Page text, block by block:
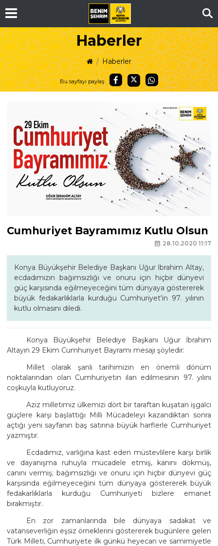
Haberler
Haberler
Bu sayfayı paylaş
Cumhuriyet Bayramımız Kutlu Olsun
28.10.2020 11:17
Konya Büyükşehir Belediye Başkanı Uğur İbrahim Altay,
ecdadımızın bağımsızlığı ve onuru için hiçbir dünyevi
güç karşısında eğilmeyeceğini tüm dünyaya göstererek
büyük fedakarlıklarla kurduğu Cumhuriyet'in 97. yılının
kutlu olmasını diledi.
Konya Büyükşehir Belediye Başkanı Uğur İbrahim
Altayın 29 Ekim Cumhuriyet Bayramı mesajı şöyledir:
Millet olarak şanlı tarihimizin en önemli dönüm
noktalarından olan Cumhuriyetin ilan edilmesinin 97. yılını
coşkuyla kutluyoruz.
Aziz milletimiz ülkemizi dört bir taraftan kuşatan işgalci
güçlere karşı başlattığı Milli Mücadeleyi kazandıktan sonra
açtığı yeni sayfanın baş satırına büyük harflerle Cumhuriyet
yazmıştır.
Ecdadımız, varlığına kast eden müstevlilere karşı birlik
ve dayanışma ruhuyla mücadele etmiş, kanını dökmüş,
canını vermiş; bağımsızlığı ve onuru için hiçbir dünyevi güç
karşısında eğilmeyeceğini tüm dünyaya göstererek büyük
fedakarlıklarla kurduğu Cumhuriyeti bizlere emanet
bırakmıştır.
En zor zamanlarında bile dünyaya sadakat ve
vatanseverliğin eşsiz örneklerini göstererek bugünlere gelen
Türk Milleti, Cumhuriyete ilk günkü heyecan ve samimiyetle